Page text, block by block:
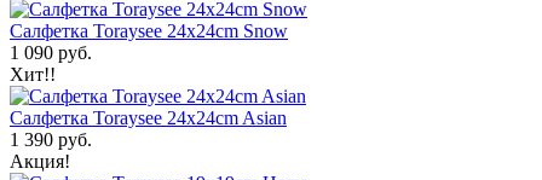
Салфетка Toraysee 24x24cm Snow
1 090 руб.
Хит!!
Салфетка Toraysee 24x24cm Asian
1 390 руб.
Акция!